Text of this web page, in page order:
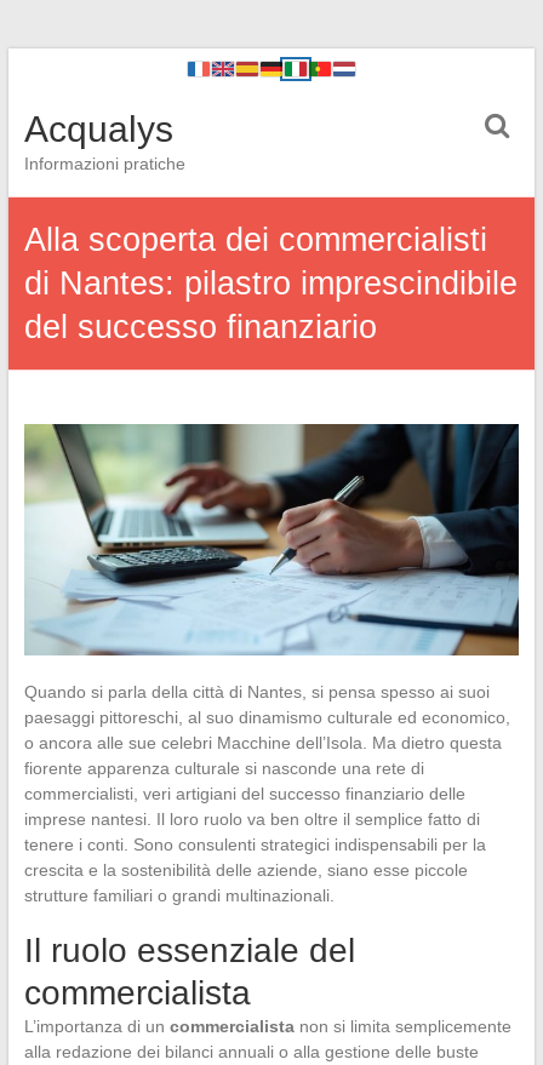
Acqualys
Informazioni pratiche
Alla scoperta dei commercialisti
di Nantes: pilastro imprescindibile
del successo finanziario
Quando si parla della città di Nantes, si pensa spesso ai suoi
paesaggi pittoreschi, al suo dinamismo culturale ed economico,
o ancora alle sue celebri Macchine dell’Isola. Ma dietro questa
fiorente apparenza culturale si nasconde una rete di
commercialisti, veri artigiani del successo finanziario delle
imprese nantesi. Il loro ruolo va ben oltre il semplice fatto di
tenere i conti. Sono consulenti strategici indispensabili per la
crescita e la sostenibilità delle aziende, siano esse piccole
strutture familiari o grandi multinazionali.
Il ruolo essenziale del
commercialista
L’importanza di un commercialistanon si limita semplicemente
alla redazione dei bilanci annuali o alla gestione delle buste